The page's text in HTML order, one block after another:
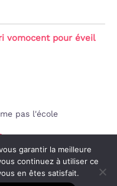
vomocent pour éveil
pas l'école
garantir la meilleure
continuez à utiliser ce
en êtes satisfait.